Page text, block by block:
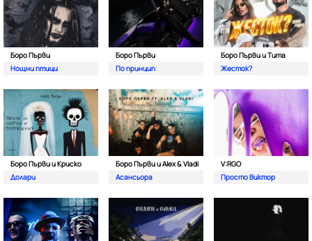
Боро Първи
Нощни птици
Боро Първи
По принцип
Боро Първи и Тита
Жесток?
Боро Първи и Криско
Долари
Боро Първи и Alex & Vladi
Асансьора
V:RGO
Просто Виктор